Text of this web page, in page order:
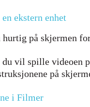
ekstern enhet
på skjermen
du vil spille videoen
på
i Filmer